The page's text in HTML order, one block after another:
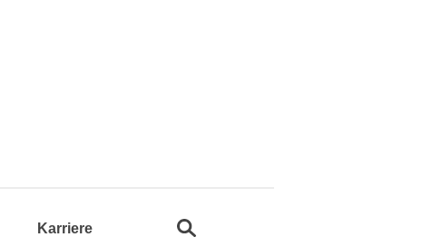
Karriere Suche öffnen